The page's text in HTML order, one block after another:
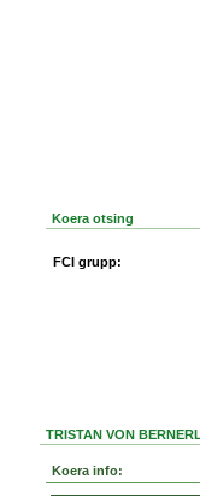
Koera otsing
FCI grupp:
TRISTAN VON
Koera info: